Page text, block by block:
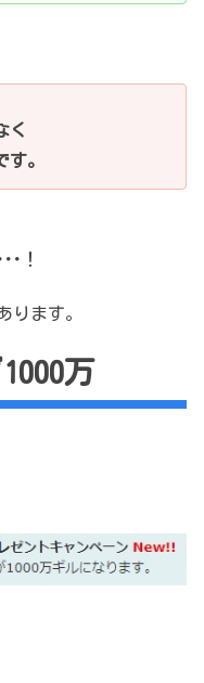
く
。
･！
ります。
万